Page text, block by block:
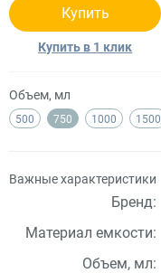
Купить
Купить в 1 клик
Объем, мл
500 750 1000 1500
Важные характеристики
Бренд:
Материал емкости:
Объем, мл: